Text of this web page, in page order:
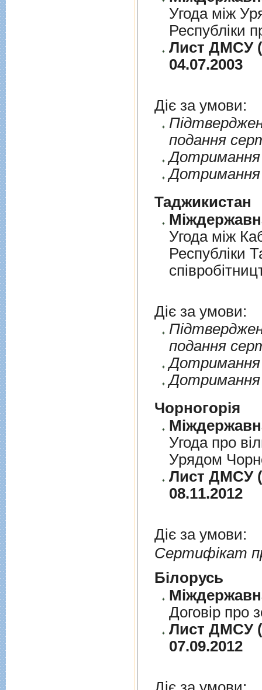
Угода між
Республіки
Лист ДМСУ
04.07.2003
Діє за умови:
подання
Дотримання
Дотримання
Таджикистан
Угода мiж
Республiки
Діє за умови:
подання
Дотримання
Дотримання
Чорногорія
Угода про
Урядом
Лист ДМСУ
08.11.2012
Діє за умови:
Сертифікат
Бiлорусь
Договiр про
Лист ДМСУ
07.09.2012